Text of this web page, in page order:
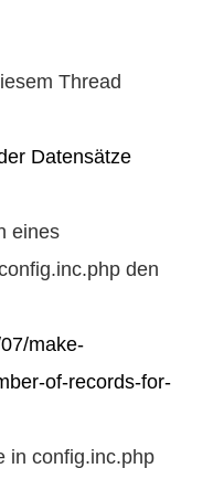
Thread
Datensätze
eines
den
make-
of-records-for-
in config.inc.php